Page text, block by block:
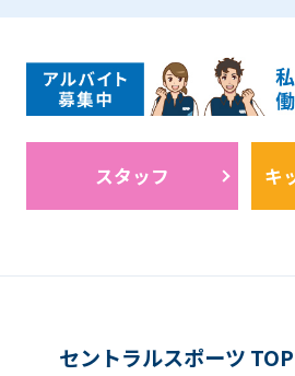
スタッフ キ
セントラルスポーツ TOP